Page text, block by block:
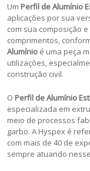
Um Perfil de Alumínio
aplicações por sua
com sua composição
comprimentos,
Alumínio é uma peça
utilizações,
construção civil.
O Perfil de Alumínio
especializada em
meio de processos
garbo. A Hyspex é
com mais de 40 de
sempre atuando